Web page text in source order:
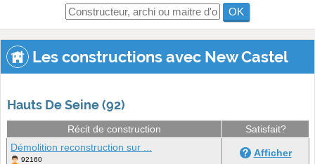
OK
Les constructions avec New Castel
Hauts De Seine (92)
Récit de construction
Satisfait?
Démolition reconstruction sur ...
92160
Afficher